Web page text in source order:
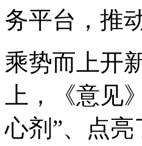
务平台，推
乘势而上开
上，《意见
心剂”、点